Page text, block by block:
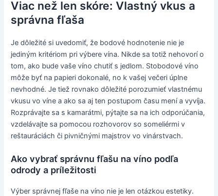
Viac než len skóre: Vlastný vkus a
správna fľaša
Je dôležité si uvedomiť, že bodové hodnotenie nie je
jediným kritériom pri výbere vína. Nikde sa totiž nehovorí o
tom, ako bude vaše víno chutiť s jedlom. Stobodové víno
môže byť na papieri dokonalé, no k vašej večeri úplne
nevhodné. Je tiež rovnako dôležité porozumieť vlastnému
vkusu vo víne a ako sa aj ten postupom času mení a vyvíja.
Rozprávajte sa s kamarátmi, pýtajte sa na ich odporúčania,
vzdelávajte sa pomocou rozhovorov so someliérmi v
reštauráciách či pivničnými majstrov vo vinárstvach.
Ako vybrať správnu fľašu na víno podľa
odrody a príležitosti
Výber správnej fľaše na víno nie je len otázkou estetiky.